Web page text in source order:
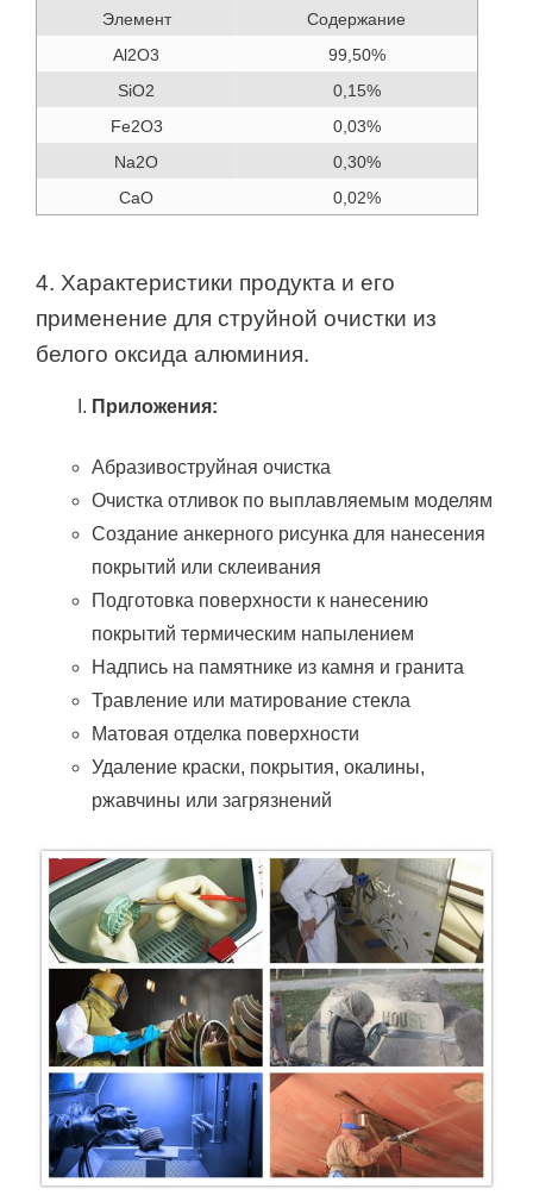
Элемент
Содержание
Al2O3
99,50%
SiO2
0,15%
Fe2O3
0,03%
Na2O
0,30%
CaO
0,02%
4. Характеристики продукта и его
применение для струйной очистки из
белого оксида алюминия.
Приложения:
Абразивоструйная очистка
Очистка отливок по выплавляемым моделям
Создание анкерного рисунка для нанесения
покрытий или склеивания
Подготовка поверхности к нанесению
покрытий термическим напылением
Надпись на памятнике из камня и гранита
Травление или матирование стекла
Матовая отделка поверхности
Удаление краски, покрытия, окалины,
ржавчины или загрязнений